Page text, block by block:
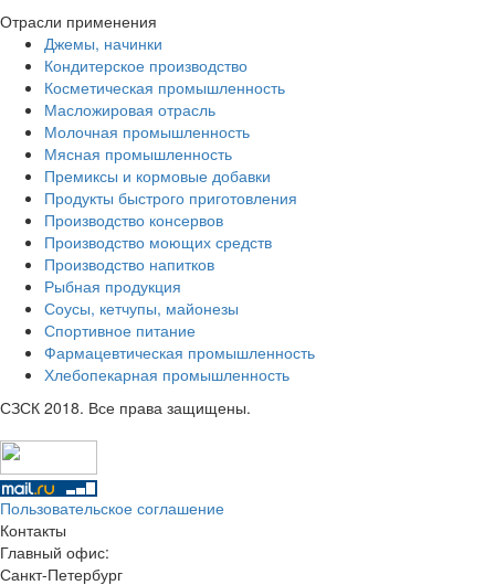
Отрасли применения
Джемы, начинки
Кондитерское производство
Косметическая промышленность
Масложировая отрасль
Молочная промышленность
Мясная промышленность
Премиксы и кормовые добавки
Продукты быстрого приготовления
Производство консервов
Производство моющих средств
Производство напитков
Рыбная продукция
Соусы, кетчупы, майонезы
Спортивное питание
Фармацевтическая промышленность
Хлебопекарная промышленность
СЗСК 2018. Все права защищены.
Пользовательское соглашение
Контакты
Главный офис:
Санкт-Петербург